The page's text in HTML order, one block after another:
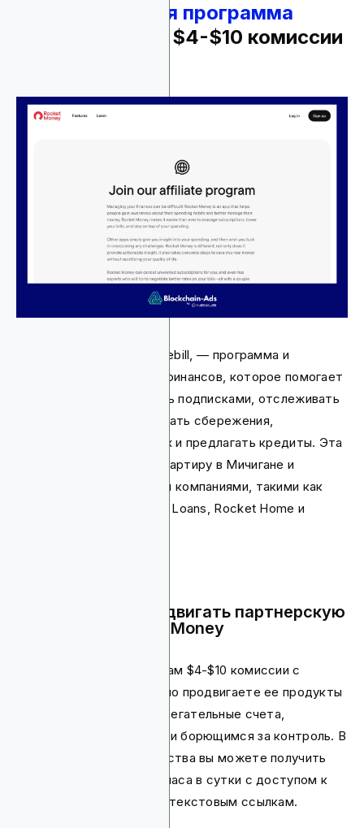
Партнерская программа
- $4-$10 комиссии
Rocket Money, ранее Truebill, — программа и
приложение для личных финансов, которое помогает
пользователям управлять подписками, отслеживать
расходы, автоматизировать сбережения,
договариваться о счетах и предлагать кредиты. Эта
компания имеет штаб-квартиру в Мичигане и
работает под дочерними компаниями, такими как
Rocket Mortgage, Rocket Loans, Rocket Home и
Почему стоит продвигать партнерскую
программу Rocket Money
Эта платформа платит вам $4-$10 комиссии с
продаж, когда вы успешно продвигаете ее продукты
людям, создающим сберегательные счета,
выплачивающим долги или борющимся за контроль. В
течение вашего партнерства вы можете получить
доступ к платформе 24 часа в сутки с доступом к
отчетности, баннерам и текстовым ссылкам.